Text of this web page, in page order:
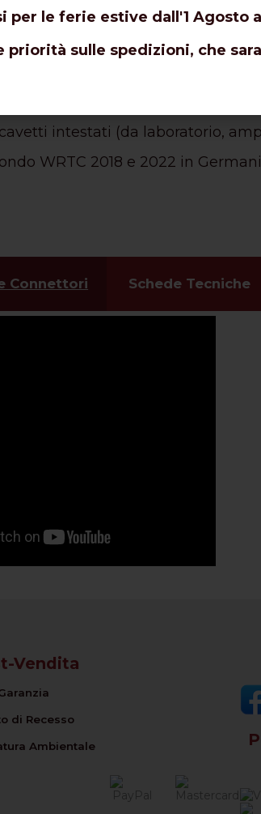
le sue dimensioni assai minori
intestati (da laboratorio,
WRTC 2018 e 2022 in
Connettori Schede Tecniche
Vendita
di Recesso
Ambientale
le ferie estive dall'1 Agosto
sulle spedizioni, che